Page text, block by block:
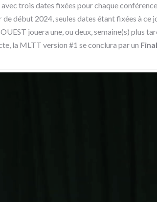
trois dates fixées pour chaque
début 2024, seules dates étant fixées à ce
jouera une, ou deux, semaine(s) plus
la MLTT version #1 se conclura par un